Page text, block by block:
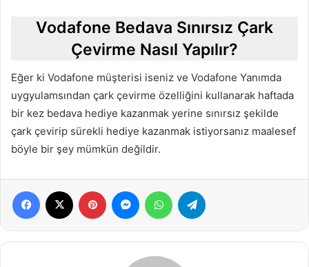
Vodafone Bedava Sınırsız Çark
Çevirme Nasıl Yapılır?
Eğer ki Vodafone müşterisi iseniz ve Vodafone Yanımda
uygyulamsından çark çevirme özelliğini kullanarak haftada
bir kez bedava hediye kazanmak yerine sınırsız şekilde
çark çevirip sürekli hediye kazanmak istiyorsanız maalesef
böyle bir şey mümkün değildir.
Facebook Pinterest MessengerWhatsApp